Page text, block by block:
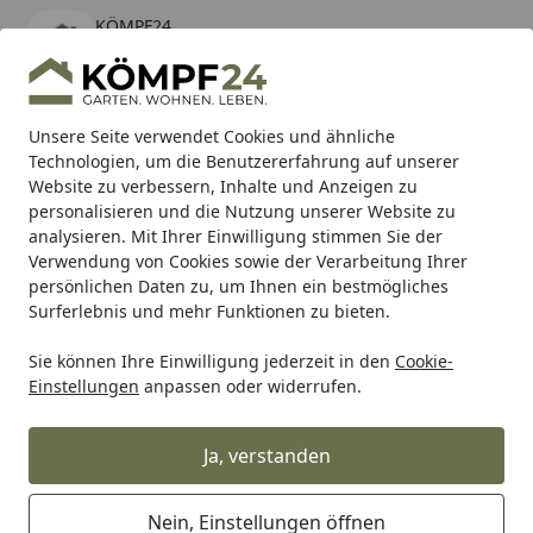
Unsere Seite verwendet Cookies und ähnliche
Technologien, um die Benutzererfahrung auf unserer
Website zu verbessern, Inhalte und Anzeigen zu
personalisieren und die Nutzung unserer Website zu
analysieren. Mit Ihrer Einwilligung stimmen Sie der
Verwendung von Cookies sowie der Verarbeitung Ihrer
persönlichen Daten zu, um Ihnen ein bestmögliches
Surferlebnis und mehr Funktionen zu bieten.
Sie können Ihre Einwilligung jederzeit in den Cookie-
Einstellungen anpassen oder widerrufen.
Ja, verstanden
Nein, Einstellungen öffnen
KÖMPF24
kostenlos - Im App Store
Hotline
Alle Produkte
Mein Konto
Suchen
Karibu Pools inkl. gratis Sandfilteranlage & Pool-
Starterset (Gesamtwert bis 468,99€)
Startseite
Grill Weber Ersatzteil GRATE COOK INSERT GBS BLK SP
Weber Ersatzteil GRATE COOK
INSERT GBS BLK SP 24 BB (2402001)